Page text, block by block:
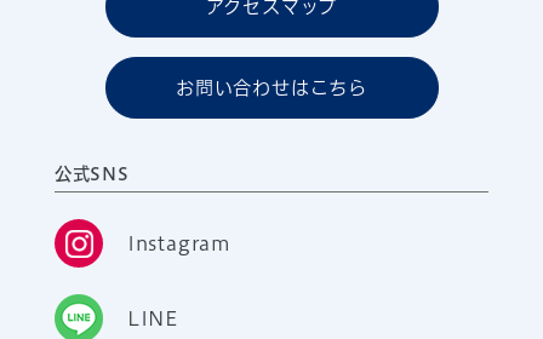
アクセスマップ
お問い合わせはこちら
公式SNS
Instagram
LINE